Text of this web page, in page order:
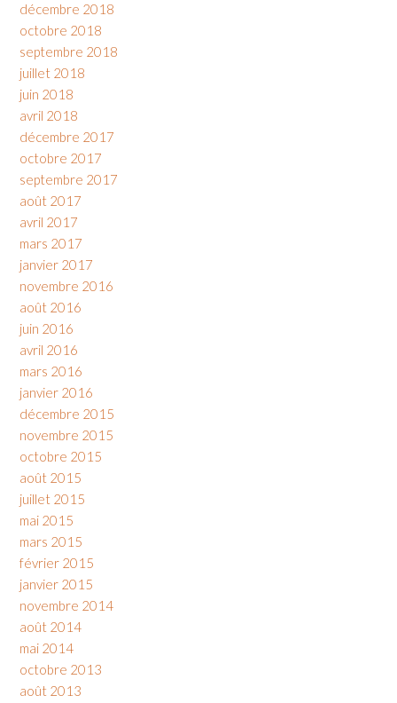
décembre 2018
octobre 2018
septembre 2018
juillet 2018
juin 2018
avril 2018
décembre 2017
octobre 2017
septembre 2017
août 2017
avril 2017
mars 2017
janvier 2017
novembre 2016
août 2016
juin 2016
avril 2016
mars 2016
janvier 2016
décembre 2015
novembre 2015
octobre 2015
août 2015
juillet 2015
mai 2015
mars 2015
février 2015
janvier 2015
novembre 2014
août 2014
mai 2014
octobre 2013
août 2013